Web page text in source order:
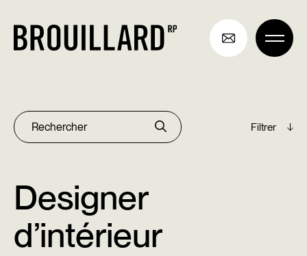
contenu
Designer
d’intérieur
Rechercher : Archives